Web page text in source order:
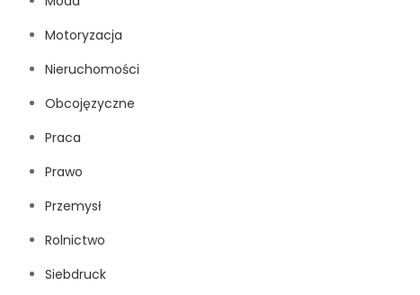
Motoryzacja
Nieruchomości
Obcojęzyczne
Praca
Prawo
Przemysł
Rolnictwo
Siebdruck